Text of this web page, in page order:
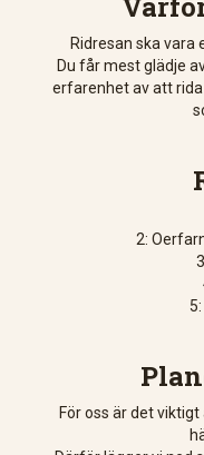
Ridresan ska vara
Du får mest glädje
erfarenhet av att
2:
För oss är det